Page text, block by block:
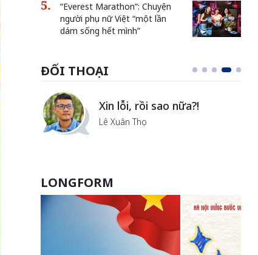
“Everest Marathon”: Chuyện
người phụ nữ Việt “một lần
dám sống hết mình”
ĐỐI THOẠI
Xin lỗi, rồi sao nữa?!
Lê Xuân Thọ
LONGFORM